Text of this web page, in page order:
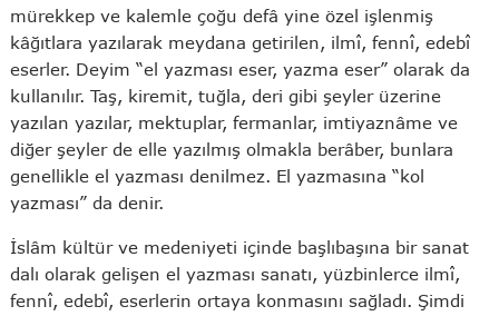
mürekkep ve kalemle çoğu defâ yine özel işlenmiş
kâğıtlara yazılarak meydana getirilen, ilmî, fennî, edebî
eserler. Deyim “el yazması eser, yazma eser” olarak da
kullanılır. Taş, kiremit, tuğla, deri gibi şeyler üzerine
yazılan yazılar, mektuplar, fermanlar, imtiyaznâme ve
diğer şeyler de elle yazılmış olmakla berâber, bunlara
genellikle el yazması denilmez. El yazmasına “kol
yazması” da denir.
İslâm kültür ve medeniyeti içinde başlıbaşına bir sanat
dalı olarak gelişen el yazması sanatı, yüzbinlerce ilmî,
fennî, edebî, eserlerin ortaya konmasını sağladı. Şimdi